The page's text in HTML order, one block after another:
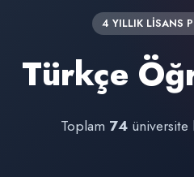
4 YILLIK LİSANS
Türkçe
Toplam 74